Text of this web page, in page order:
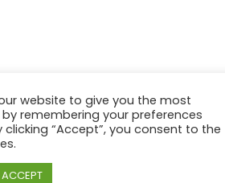
website to give you the most
remembering your preferences
clicking “Accept”, you consent to the
ACCEPT